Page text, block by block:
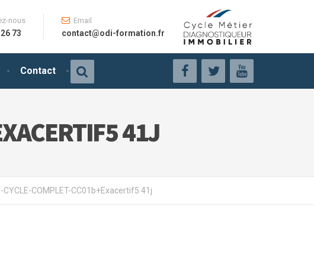
Contact
nous
73
Email
contact@odi-formation.fr
41J
COMPLET-CC01b+Exacertif5 41j